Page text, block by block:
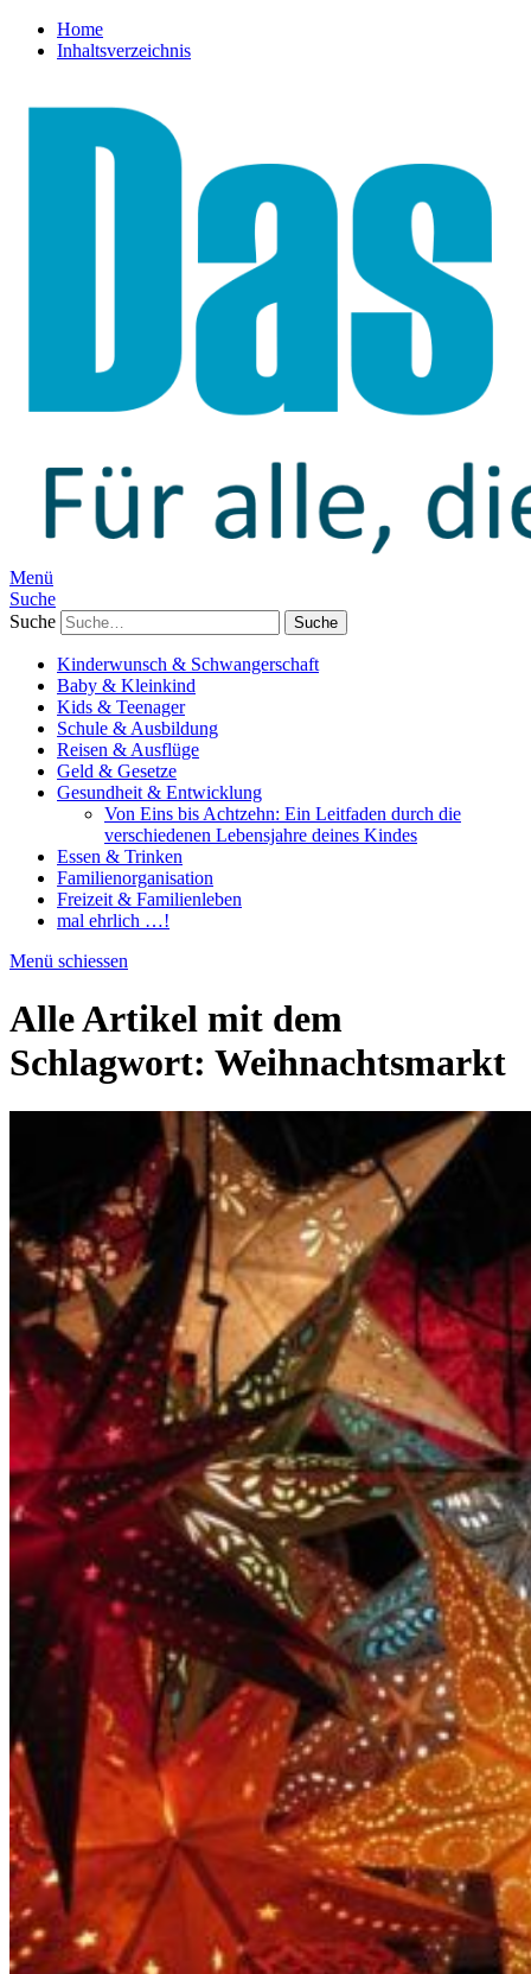
Home
Inhaltsverzeichnis
Menü
Suche
Suche
Kinderwunsch & Schwangerschaft
Baby & Kleinkind
Kids & Teenager
Schule & Ausbildung
Reisen & Ausflüge
Geld & Gesetze
Gesundheit & Entwicklung
Von Eins bis Achtzehn: Ein Leitfaden durch die
verschiedenen Lebensjahre deines Kindes
Essen & Trinken
Familienorganisation
Freizeit & Familienleben
mal ehrlich …!
Menü schiessen
Alle Artikel mit dem
Schlagwort: Weihnachtsmarkt